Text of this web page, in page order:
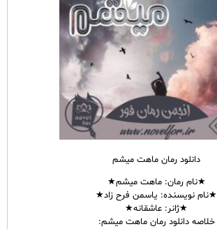
دانلود رمان ماهت میشم
★نام رمان: ماهت میشم★
★نام نویسنده: یاسمن فرح زاد★
★ژانر: عاشقانه★
خلاصه دانلود رمان ماهت میشم: